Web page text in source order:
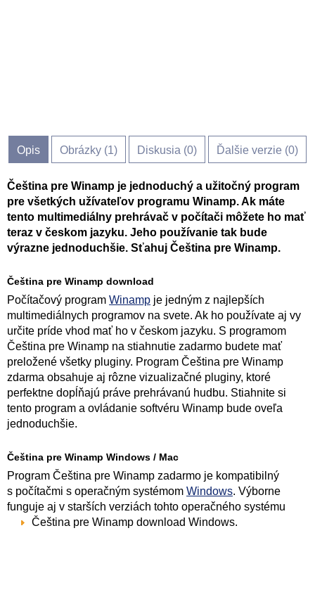
Opis Obrázky (1) Diskusia (0) Ďalšie verzie (0)
Čeština pre Winamp je jednoduchý a užitočný program
pre všetkých užívateľov programu Winamp. Ak máte
tento multimediálny prehrávač v počítači môžete ho mať
teraz v českom jazyku. Jeho používanie tak bude
výrazne jednoduchšie. Sťahuj Čeština pre Winamp.
Čeština pre Winamp download
Počítačový program Winamp je jedným z najlepších
multimediálnych programov na svete. Ak ho používate aj vy
určite príde vhod mať ho v českom jazyku. S programom
Čeština pre Winamp na stiahnutie zadarmo budete mať
preložené všetky pluginy. Program Čeština pre Winamp
zdarma obsahuje aj rôzne vizualizačné pluginy, ktoré
perfektne dopĺňajú práve prehrávanú hudbu. Stiahnite si
tento program a ovládanie softvéru Winamp bude oveľa
jednoduchšie.
Čeština pre Winamp Windows / Mac
Program Čeština pre Winamp zadarmo je kompatibilný
s počítačmi s operačným systémom Windows. Výborne
funguje aj v starších verziách tohto operačného systému
Čeština pre Winamp download Windows.